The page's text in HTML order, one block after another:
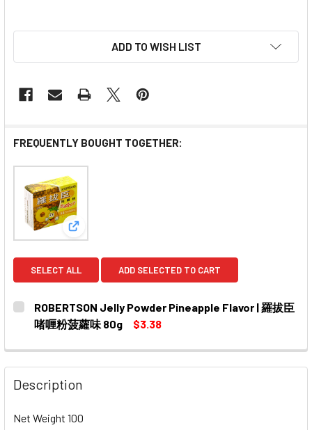
ADD TO WISH LIST
FREQUENTLY BOUGHT TOGETHER:
View: ROBERTSON Jelly Powder Pineapple
SELECT ALL ADD SELECTED TO CART
ROBERTSON Jelly Powder Pineapple Flavor | 羅拔臣
啫喱粉菠蘿味 80g
$3.38
DECREASE QUANTITY OF ROBERTSON JELLY POWDER
INCREASE QUANTITY OF ROBERTSON JELLY
Description
Net Weight 100